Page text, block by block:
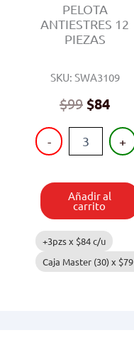
PELOTA
ANTIESTRES 12
PIEZAS
SKU: SWA3109
$99 $84
-
PELOTA
ANTIESTRES
cantidad
+
Añadir al
carrito
+3pzs x $84c/u
Caja Master (30) x $79